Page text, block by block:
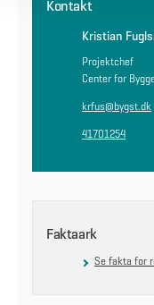
Kontakt
Kristian
Projektchef
Center for
krfus@bygst.dk
41701254
Faktaark
Se fakta for